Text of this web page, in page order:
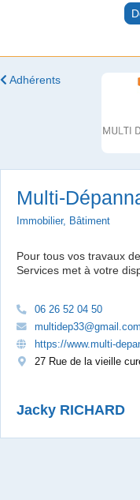
Adhérents
Multi-
Immobilier, Bâtiment
Pour tous vos travaux
Services met à votre
06 26 52 04 50
multidep33@gmail.com
https://www.multi-
27 Rue de la vieille
Jacky RICHARD